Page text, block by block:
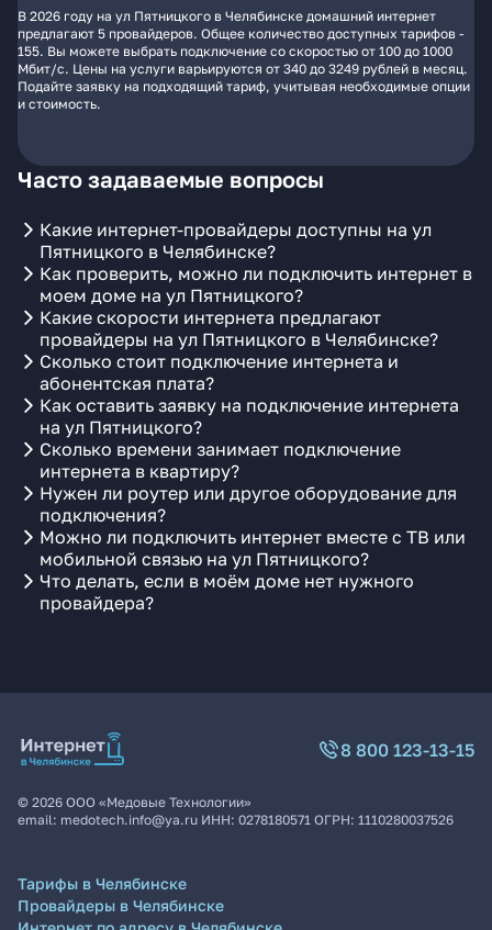
В 2026 году на ул Пятницкого в Челябинске домашний интернет
предлагают 5 провайдеров. Общее количество доступных тарифов -
155. Вы можете выбрать подключение со скоростью от 100 до 1000
Мбит/с. Цены на услуги варьируются от 340 до 3249 рублей в месяц.
Подайте заявку на подходящий тариф, учитывая необходимые опции
и стоимость.
Часто задаваемые вопросы
Какие интернет-провайдеры доступны на ул
Пятницкого в Челябинске?
Как проверить, можно ли подключить интернет в
моем доме на ул Пятницкого?
Какие скорости интернета предлагают
провайдеры на ул Пятницкого в Челябинске?
Сколько стоит подключение интернета и
абонентская плата?
Как оставить заявку на подключение интернета
на ул Пятницкого?
Сколько времени занимает подключение
интернета в квартиру?
Нужен ли роутер или другое оборудование для
подключения?
Можно ли подключить интернет вместе с ТВ или
мобильной связью на ул Пятницкого?
Что делать, если в моём доме нет нужного
провайдера?
8 800 123-13-15
© 2026 ООО «Медовые Технологии»
email: medotech.info@ya.ru ИНН: 0278180571 ОГРН: 1110280037526
Тарифы в Челябинске
Провайдеры в Челябинске